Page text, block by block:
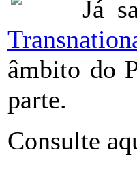
Já
âmbito do
parte.
Consulte